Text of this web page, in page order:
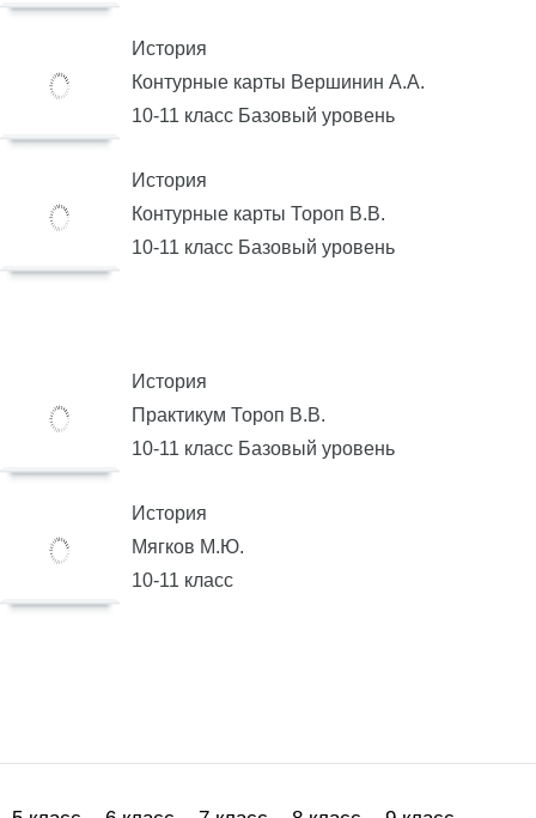
История
Контурные карты Вершинин А.А.
10-11 класс Базовый уровень
История
Контурные карты Тороп В.В.
10-11 класс Базовый уровень
История
Практикум Тороп В.В.
10-11 класс Базовый уровень
История
Мягков М.Ю.
10-11 класс